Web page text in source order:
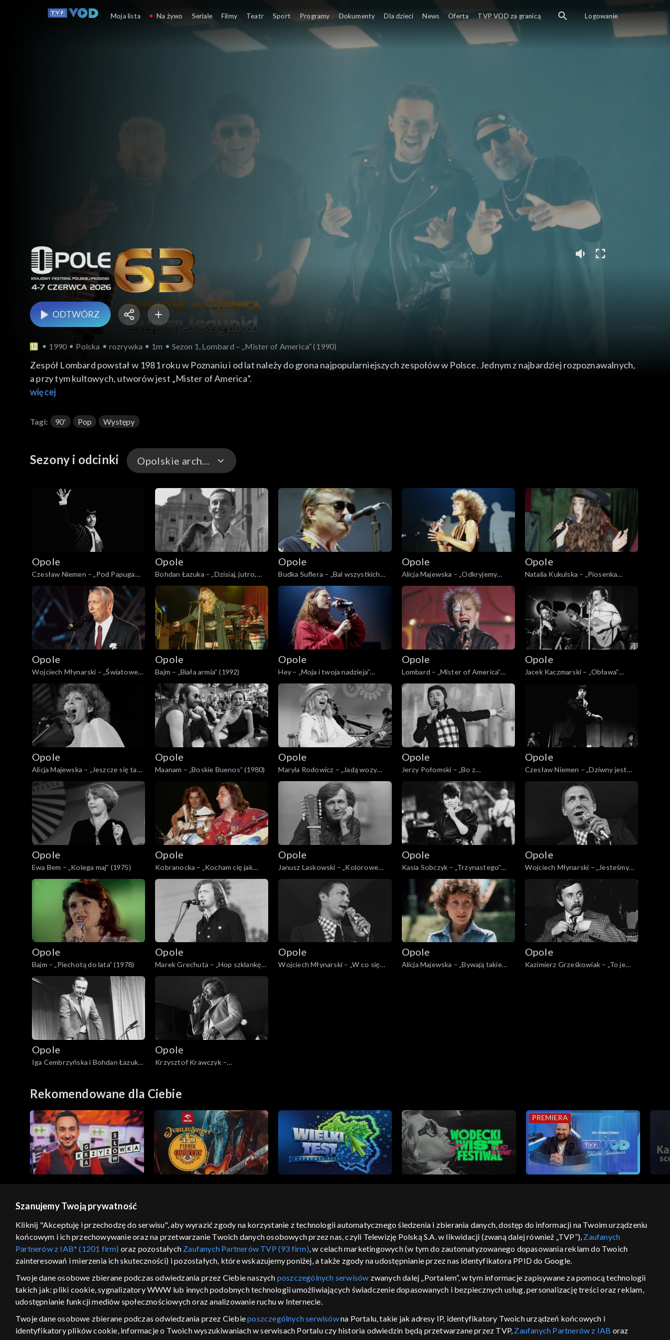
Opole
ODTWÓRZ
1990 Polska rozrywka 1m Sezon 1, Lombard – „Mister of America” (1990)
Zespół Lombard powstał w 1981 roku w Poznaniu i od lat należy do grona najpopularniejszych zespołów w Polsce. Jednym z najbardziej rozpoznawalnych,
a przy tym kultowych, utworów jest „Mister of America”.
więcej
Tagi: 90' Pop Występy
Sezony i odcinki Opolskie archiwum
Opole 2026
Opole 2026 – występy
Opole 2025
Opole 2024
Opole 2024 – występy
Opole 2023
Opole 2022
Opole 2021
Opole 2020
Opole 2019
Opole 2018
Opole 2017
Opole 2015
Opole 2014
Opole 2013
Opole 2012
Opole 2011
Opole 2010
Opole 2009
Opole 2008
Opole 2007
Opole 2006
Opole 2005
Opole 2004
Majewska & Korcz okrągłe 45!
Opolskie archiwum
Opole 2003
Opole
Czesław Niemen – „Pod Papugami”
(1963)
Opole
Bohdan Łazuka – „Dzisiaj, jutro,
zawsze” (1963)
Opole
Budka Suflera – „Bal wszystkich
świętych” (2000)
Opole
Alicja Majewska – „Odkryjemy
miłość nieznaną” (1993)
Opole
Natalia Kukulska – „Piosenka
Opole
Wojciech Młynarski – „Światowe
życie” (1993)
Opole
Bajm – „Biała armia” (1992)
Opole
Hey – „Moja i twoja nadzieja”
(1994)
Opole
Lombard – „Mister of America”
(1990)
Opole
Jacek Kaczmarski – „Obława”
Opole
Alicja Majewska – „Jeszcze się tam
żagiel bieli” (1980)
Opole
Maanam – „Boskie Buenos” (1980)
Opole
Maryla Rodowicz – „Jadą wozy
kolorowe” (1979)
Opole
Jerzy Połomski – „Bo z
dziewczynami” (1974)
Opole
Czesław Niemen – „Dziwny jest
ten świat” (1967)
Opole
Ewa Bem – „Kolega maj” (1975)
Opole
Kobranocka – „Kocham cię jak
Irlandię” (1990)
Opole
Janusz Laskowski – „Kolorowe
jarmarki” (1977)
Opole
Kasia Sobczyk – „Trzynastego”
(1974)
Opole
Wojciech Młynarski – „Jesteśmy
na wczasach” (1977)
Opole
Bajm – „Piechotą do lata” (1978)
Opole
Marek Grechuta – „Hop szklankę
piwa” (1977)
Opole
Wojciech Młynarski – „W co się
Opole
Alicja Majewska – „Bywają takie
Opole
Kazimierz Grześkowiak – „To je
Opole
Iga Cembrzyńska i Bohdan Łazuka
Opole
Krzysztof Krawczyk –
Rekomendowane dla Ciebie
PREMIERA
GEOLOKALIZACJA
ŁĄCZYSZ SIĘ SPOZA POLSKI
Kraj, z którego się łączysz, to Stany Zjednoczone ,
w związku z czym część tytułów na platformie TVP
materiały możesz obejrzeć.
regulamin serwisu cennik polityka prywatności moje zgody pomoc kontakt voucher dostępność informacje o dostawcy usług
Moja lista Na żywo Seriale Filmy Teatr Sport Programy Dokumenty Dla dzieci News Oferta TVP VOD za granicą Logowanie
Szanujemy Twoją prywatność
Kliknij "Akceptuję i przechodzę do serwisu", aby wyrazić zgody na korzystanie z technologii automatycznego śledzenia i zbierania danych, dostęp do informacji na Twoim urządzeniu
końcowym i ich przechowywanie oraz na przetwarzanie Twoich danych osobowych przez nas, czyli Telewizję Polską S.A. w likwidacji (zwaną dalej również „TVP”), Zaufanych
Partnerów z IAB* (1201 firm) oraz pozostałych Zaufanych Partnerów TVP (93 firm), w celach marketingowych (w tym do zautomatyzowanego dopasowania reklam do Twoich
zainteresowań i mierzenia ich skuteczności) i pozostałych, które wskazujemy poniżej, a także zgody na udostępnianie przez nas identyfikatora PPID do Google.
Twoje dane osobowe zbierane podczas odwiedzania przez Ciebie naszych poszczególnych serwisów zwanych dalej „Portalem”, w tym informacje zapisywane za pomocą technologii
takich jak: pliki cookie, sygnalizatory WWW lub innych podobnych technologii umożliwiających świadczenie dopasowanych i bezpiecznych usług, personalizację treści oraz reklam,
udostępnianie funkcji mediów społecznościowych oraz analizowanie ruchu w Internecie.
Twoje dane osobowe zbierane podczas odwiedzania przez Ciebieposzczególnych serwisówna Portalu, takie jak adresy IP, identyfikatory Twoich urządzeń końcowych i
identyfikatory plików cookie, informacje o Twoich wyszukiwaniach w serwisach Portalu czy historia odwiedzin będą przetwarzane przez TVP, Zaufanych Partnerów z IAB oraz